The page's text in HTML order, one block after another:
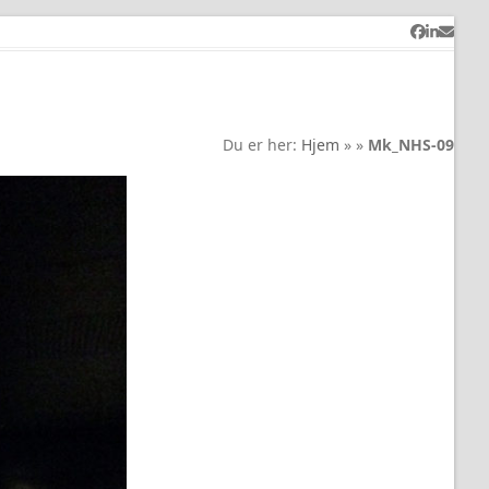
Facebook
Email
Du er her: Hjem » » Mk_NHS-09